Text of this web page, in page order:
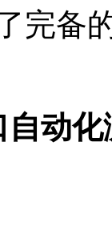
完备
自动化